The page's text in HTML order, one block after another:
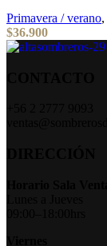
Primavera / verano,
$36.900